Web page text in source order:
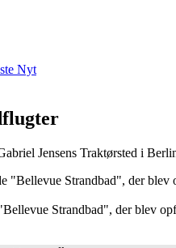
Nyt
Jensens Traktørsted i
Strandbad", der blev